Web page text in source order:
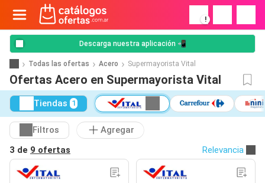
!
Descarga nuestra aplicación 📲
Todas las ofertas Acero Supermayorista Vital
Ofertas Acero en Supermayorista Vital
Tiendas 1
Filtros
Agregar
3 de 9 ofertas Relevancia